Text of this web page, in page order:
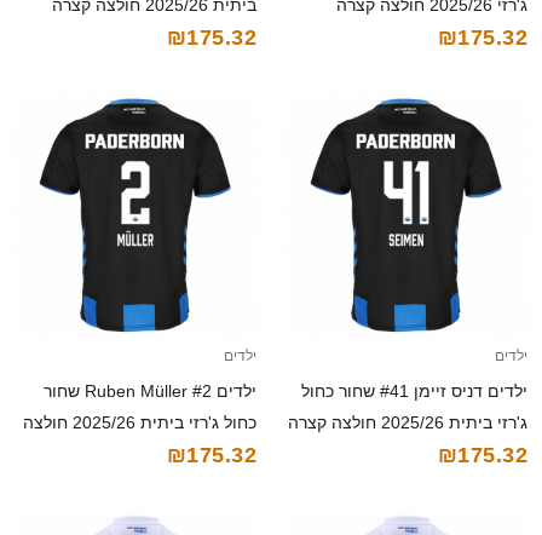
ג'רזי 2025/26 חולצה קצרה
₪175.32
ביתית 2025/26 חולצה קצרה
₪175.32
ילדים
ילדים דניס זיימן #41 שחור כחול
ג'רזי ביתית 2025/26 חולצה קצרה
₪175.32
ילדים
ילדים Ruben Müller #2 שחור
כחול ג'רזי ביתית 2025/26 חולצה
קצרה
₪175.32